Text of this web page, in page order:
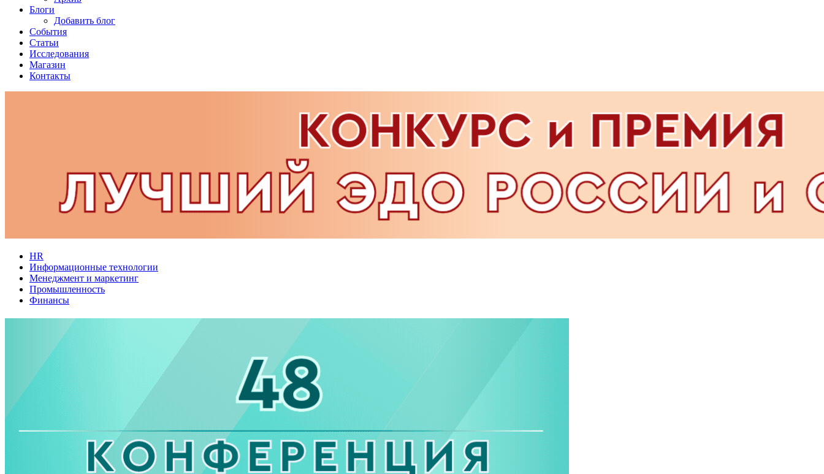
Блоги
Добавить блог
События
Статьи
Исследования
Магазин
Контакты
HR
Информационные технологии
Менеджмент и маркетинг
Промышленность
Финансы